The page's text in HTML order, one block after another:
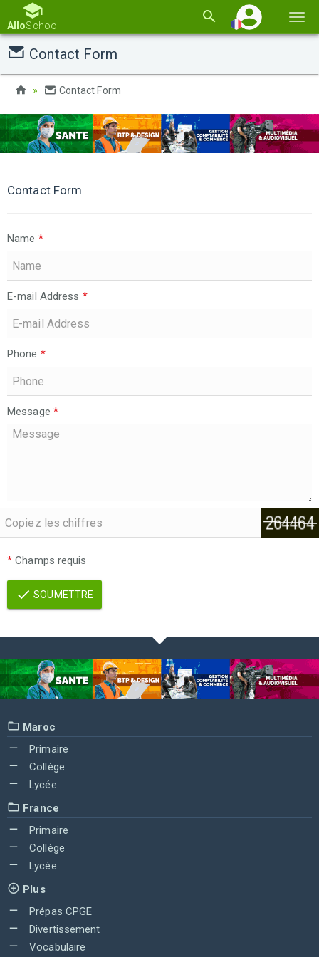
la
AlloSchool
Contact Form
Contact Form
Contact Form
Name *
E-mail Address *
Phone *
Message *
* Champs requis
SOUMETTRE
Maroc
Primaire
Collège
Lycée
France
Primaire
Collège
Lycée
Plus
Prépas CPGE
Divertissement
Vocabulaire